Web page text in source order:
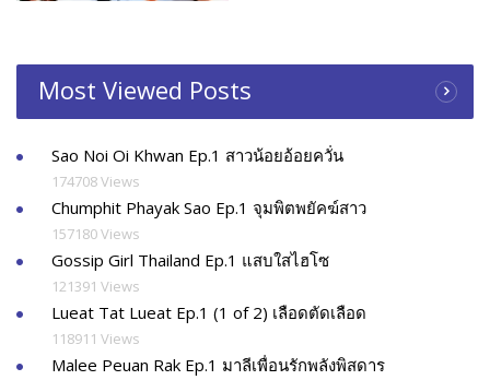
Most Viewed Posts
Sao Noi Oi Khwan Ep.1 สาวน้อยอ้อยควั่น
174708 Views
Chumphit Phayak Sao Ep.1 จุมพิตพยัคฆ์สาว
157180 Views
Gossip Girl Thailand Ep.1 แสบใสไฮโซ
121391 Views
Lueat Tat Lueat Ep.1 (1 of 2) เลือดตัดเลือด
118911 Views
Malee Peuan Rak Ep.1 มาลีเพื่อนรักพลังพิสดาร